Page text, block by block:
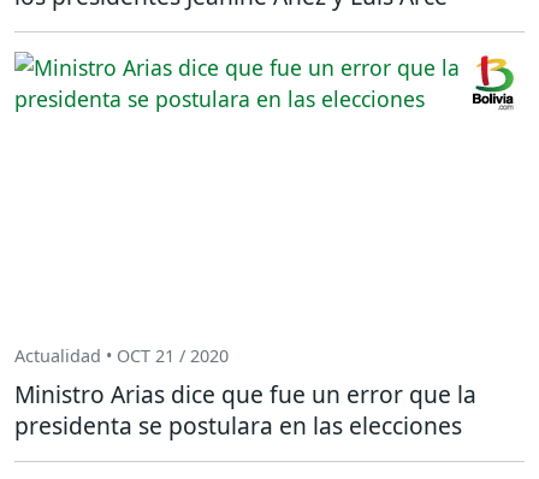
Actualidad • OCT 21 / 2020
Ministro Arias dice que fue un error que la
presidenta se postulara en las elecciones